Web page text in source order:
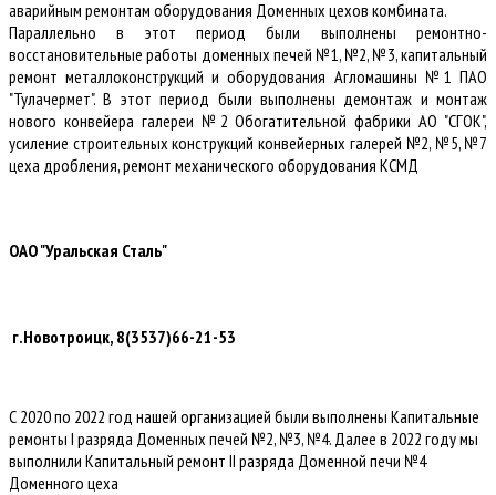
аварийным ремонтам оборудования Доменных цехов комбината.
Параллельно в этот период были выполнены ремонтно-
восстановительные работы доменных печей №1, №2, №3, капитальный
ремонт металлоконструкций и оборудования Агломашины №1 ПАО
"Тулачермет". В этот период были выполнены демонтаж и монтаж
нового конвейера галереи №2 Обогатительной фабрики АО "СГОК",
усиление строительных конструкций конвейерных галерей №2, №5, №7
цеха дробления, ремонт механического оборудования КСМД
ОАО "Уральская Сталь"
г.Новотроицк, 8(3537)66-21-53
С 2020 по 2022 год нашей организацией были выполнены Капитальные
ремонты I разряда Доменных печей №2, №3, №4. Далее в 2022 году мы
выполнили Капитальный ремонт II разряда Доменной печи №4
Доменного цеха